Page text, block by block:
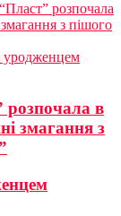
розпочала
з пішого
уродженцем
розпочала в
змагання з